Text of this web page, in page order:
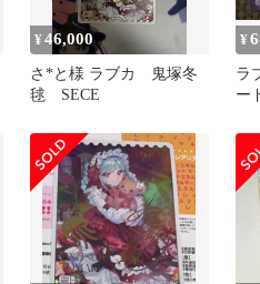
¥46,000
さ*と様 ラブカ 鬼塚冬
毬 SECE
¥
ラ
ー